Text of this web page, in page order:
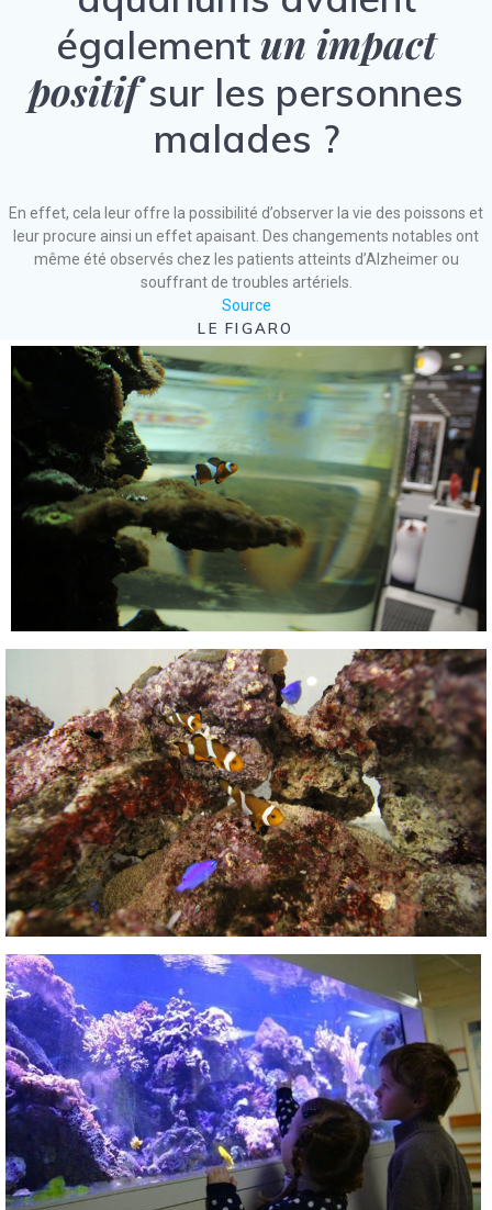
également un impact
positifsur les personnes
malades ?
En effet, cela leur offre la possibilité d’observer la vie des poissons et
leur procure ainsi un effet apaisant. Des changements notables ont
même été observés chez les patients atteints d’Alzheimer ou
souffrant de troubles artériels.
Source
LE FIGARO